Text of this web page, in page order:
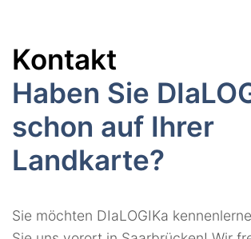
Kontakt
Haben Sie
schon auf Ihrer
Landkarte?
Sie möchten DIaLOGIKa